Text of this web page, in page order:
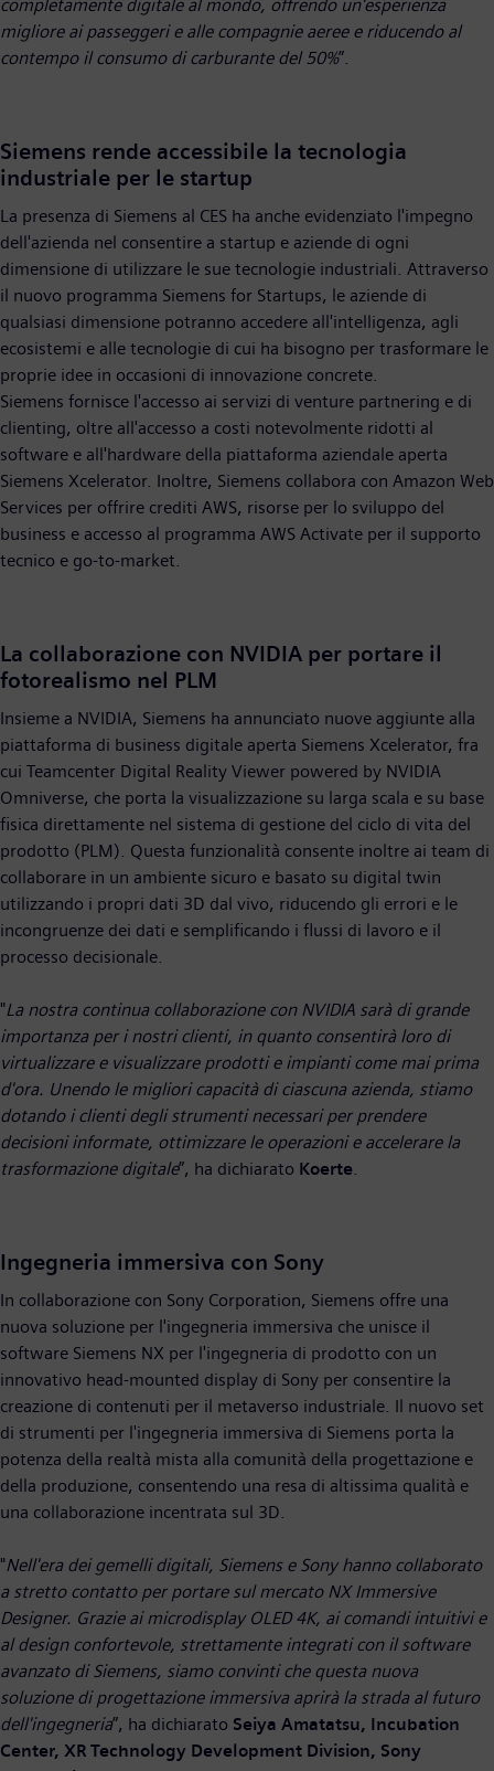
completamente digitale al mondo, offrendo un'esperienza
migliore ai passeggeri e alle compagnie aeree e riducendo al
contempo il consumo di carburante del 50%”.
Siemens rende accessibile la tecnologia
industriale per le startup
La presenza di Siemens al CES ha anche evidenziato l'impegno
dell'azienda nel consentire a startup e aziende di ogni
dimensione di utilizzare le sue tecnologie industriali. Attraverso
il nuovo programma Siemens for Startups, le aziende di
qualsiasi dimensione potranno accedere all'intelligenza, agli
ecosistemi e alle tecnologie di cui ha bisogno per trasformare le
proprie idee in occasioni di innovazione concrete.
Siemens fornisce l'accesso ai servizi di venture partnering e di
clienting, oltre all'accesso a costi notevolmente ridotti al
software e all'hardware della piattaforma aziendale aperta
Siemens Xcelerator. Inoltre, Siemens collabora con Amazon Web
Services per offrire crediti AWS, risorse per lo sviluppo del
business e accesso al programma AWS Activate per il supporto
tecnico e go-to-market.
La collaborazione con NVIDIA per portare il
fotorealismo nel PLM
Insieme a NVIDIA, Siemens ha annunciato nuove aggiunte alla
piattaforma di business digitale aperta Siemens Xcelerator, fra
cui Teamcenter Digital Reality Viewer powered by NVIDIA
Omniverse, che porta la visualizzazione su larga scala e su base
fisica direttamente nel sistema di gestione del ciclo di vita del
prodotto (PLM). Questa funzionalità consente inoltre ai team di
collaborare in un ambiente sicuro e basato su digital twin
utilizzando i propri dati 3D dal vivo, riducendo gli errori e le
incongruenze dei dati e semplificando i flussi di lavoro e il
processo decisionale.
"La nostra continua collaborazione con NVIDIA sarà di grande
importanza per i nostri clienti, in quanto consentirà loro di
virtualizzare e visualizzare prodotti e impianti come mai prima
d'ora. Unendo le migliori capacità di ciascuna azienda, stiamo
dotando i clienti degli strumenti necessari per prendere
decisioni informate, ottimizzare le operazioni e accelerare la
trasformazione digitale”, ha dichiarato Koerte
Ingegneria immersiva con Sony
In collaborazione con Sony Corporation, Siemens offre una
nuova soluzione per l'ingegneria immersiva che unisce il
software Siemens NX per l'ingegneria di prodotto con un
innovativo head-mounted display di Sony per consentire la
creazione di contenuti per il metaverso industriale. Il nuovo set
di strumenti per l'ingegneria immersiva di Siemens porta la
potenza della realtà mista alla comunità della progettazione e
della produzione, consentendo una resa di altissima qualità e
una collaborazione incentrata sul 3D.
"Nell'era dei gemelli digitali, Siemens e Sony hanno collaborato
a stretto contatto per portare sul mercato NX Immersive
Designer. Grazie ai microdisplay OLED 4K, ai comandi intuitivi e
al design confortevole, strettamente integrati con il software
avanzato di Siemens, siamo convinti che questa nuova
soluzione di progettazione immersiva aprirà la strada al futuro
dell'ingegneria”, ha dichiarato Seiya Amatatsu, Incubation
Center, XR Technology Development Division, Sony